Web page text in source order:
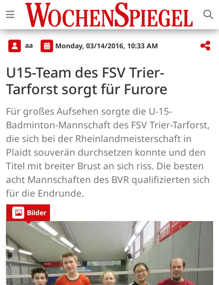
aa Monday, 03/14/2016, 10:33 AM
U15-Team des FSV Trier-
Tarforst sorgt für Furore
Für großes Aufsehen sorgte die U-15-
Badminton-Mannschaft des FSV Trier-Tarforst,
die sich bei der Rheinlandmeisterschaft in
Plaidt souverän durchsetzen konnte und den
Titel mit breiter Brust an sich riss. Die besten
acht Mannschaften des BVR qualifizierten sich
für die Endrunde.
Bilder